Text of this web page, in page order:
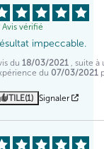
Avis vérifié
impeccable.
du 18/03/2021
, suite à
du 07/03/2021
UTILE(1) Signaler